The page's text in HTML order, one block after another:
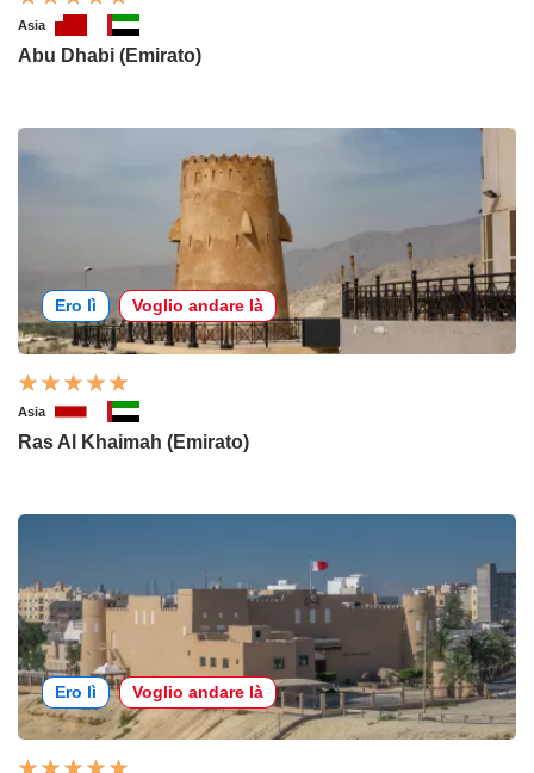
Asia
Abu Dhabi (Emirato)
Ero lì Voglio andare là
Asia
Ras Al Khaimah (Emirato)
Ero lì Voglio andare là